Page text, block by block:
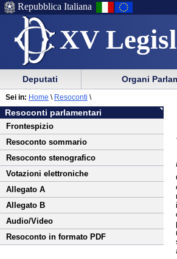
XV
Menu
di
ausilio
alla
navigazione
Menu
di
navigazione
principale
Repubblica Italiana
Menu
di
navigazione
principale
menu
di
sezione
Deputati Organi
Vai
al
contenuto
Resoconti parlamentari
Frontespizio
Resoconto sommario
Resoconto stenografico
Votazioni elettroniche
Allegato A
Allegato B
Audio/Video
Resoconto in formato PDF
Sei in: Home \ Resoconti \